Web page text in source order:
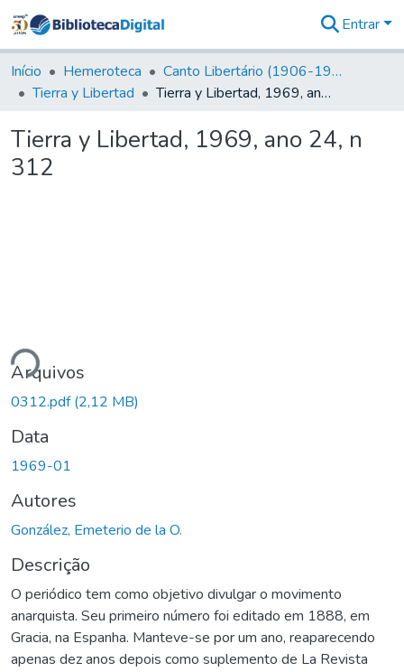
&
Coleções
Tudo na
Digital
Entrar
Início Hemeroteca
Canto Libertário (1906-1995)
Tierra y Libertad
Tierra y Libertad, 1969, ano 24, n 312
Tierra y Libertad, 1969, ano 24, n
312
Arquivos
0312.pdf(2,12 MB)
Data
1969-01
Autores
González, Emeterio de la O.
Descrição
O periódico tem como objetivo divulgar o movimento
anarquista. Seu primeiro número foi editado em 1888, em
Gracia, na Espanha. Manteve-se por um ano, reaparecendo
apenas dez anos depois como suplemento de La Revista